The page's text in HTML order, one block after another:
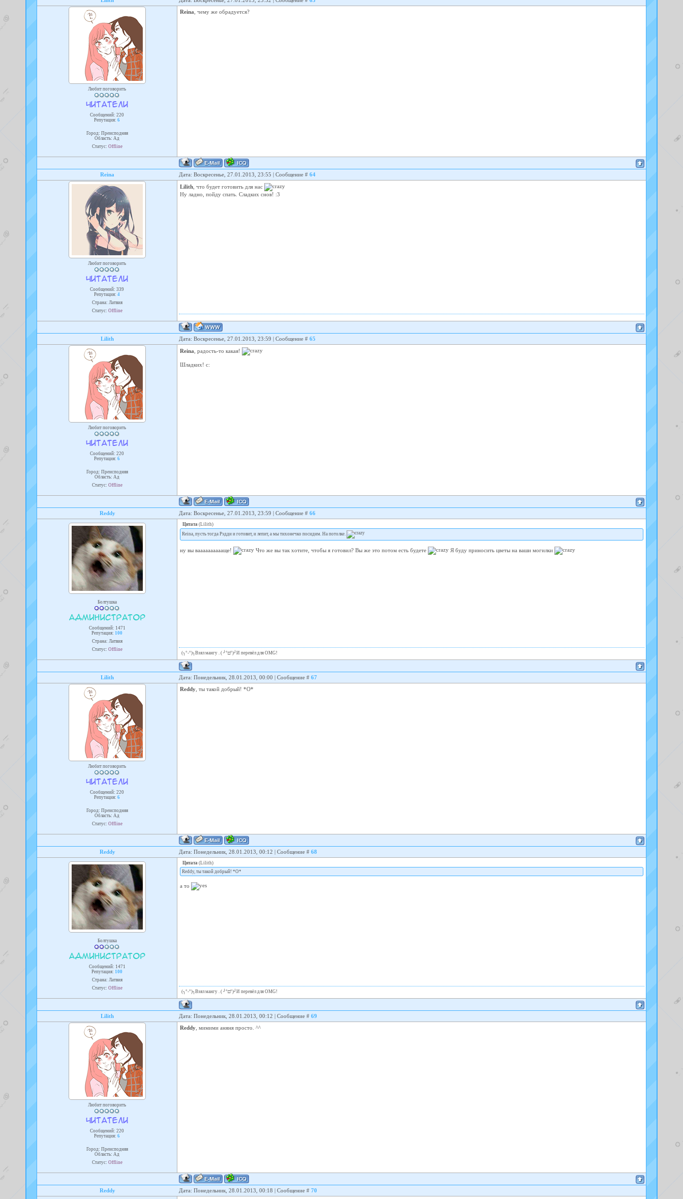
Любит поговорить
Сообщений: 220
Репутация: 6
Город: Преисподняя
Область: Ад
Статус: Offline
Reina , чему же обрадуется?
Reina Дата: Воскресенье, 27.01.2013, 23:55 | Сообщение # 64
Любит поговорить
Сообщений: 339
Репутация: 4
Страна: Латвия
Статус: Offline
Lilith , что будет готовить для нас
Ну ладно, пойду спать. Сладких снов! :3
Lilith Дата: Воскресенье, 27.01.2013, 23:59 | Сообщение # 65
Любит поговорить
Сообщений: 220
Репутация: 6
Город: Преисподняя
Область: Ад
Статус: Offline
Reina , радость-то какая!
Шладких! с:
Reddy Дата: Воскресенье, 27.01.2013, 23:59 | Сообщение # 66
Болтушка
Сообщений: 1471
Репутация: 100
Страна: Латвия
Статус: Offline
Цитата (Lilith)
Reina, пусть тогда Рэдди и готовит, и лепит, а мы тихонечко посидим. На потолке.
ну вы вааааааааааще! Что же вы так хотите, чтобы я готовил? Вы же это потом есть будете Я буду приносить цветы на ваши могилки
(╮°-°)╮Взял мангу . ( ╯°□°)╯И перевёл для OMG!
Lilith Дата: Понедельник, 28.01.2013, 00:00 | Сообщение # 67
Любит поговорить
Сообщений: 220
Репутация: 6
Город: Преисподняя
Область: Ад
Статус: Offline
Reddy , ты такой добрый! *О*
Reddy Дата: Понедельник, 28.01.2013, 00:12 | Сообщение # 68
Болтушка
Сообщений: 1471
Репутация: 100
Страна: Латвия
Статус: Offline
Цитата (Lilith)
Reddy, ты такой добрый! *О*
а то
(╮°-°)╮Взял мангу . ( ╯°□°)╯И перевёл для OMG!
Lilith Дата: Понедельник, 28.01.2013, 00:12 | Сообщение # 69
Любит поговорить
Сообщений: 220
Репутация: 6
Город: Преисподняя
Область: Ад
Статус: Offline
Reddy , мимими аняня просто. ^^
Reddy Дата: Понедельник, 28.01.2013, 00:18 | Сообщение # 70